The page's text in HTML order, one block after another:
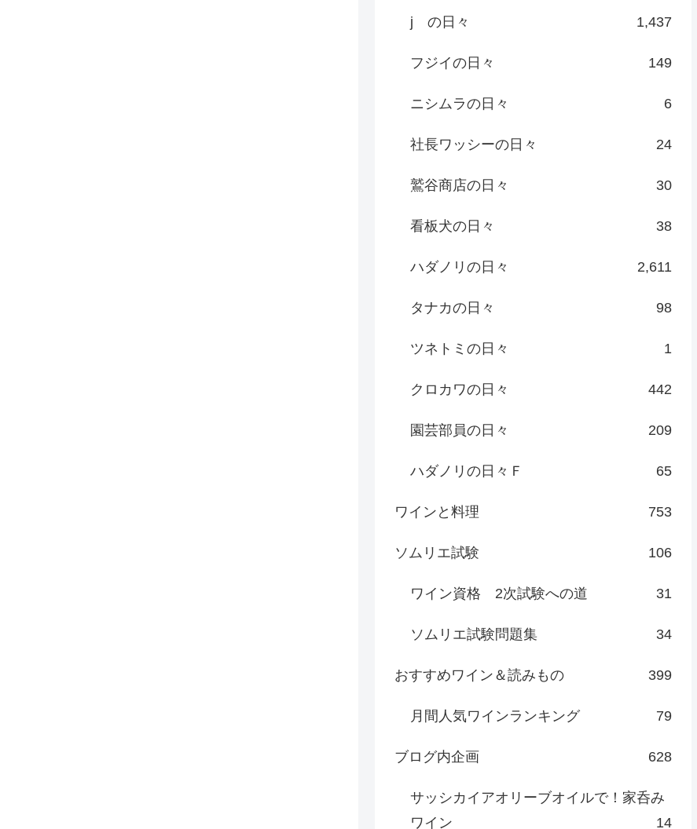
j の日々 1,437
フジイの日々 149
ニシムラの日々 6
社長ワッシーの日々 24
鷲谷商店の日々 30
看板犬の日々 38
ハダノリの日々 2,611
タナカの日々 98
ツネトミの日々 1
クロカワの日々 442
園芸部員の日々 209
ハダノリの日々Ｆ 65
ワインと料理 753
ソムリエ試験 106
ワイン資格 2次試験への道 31
ソムリエ試験問題集 34
おすすめワイン＆読みもの 399
月間人気ワインランキング 79
ブログ内企画 628
サッシカイアオリーブオイルで！家呑み
ワイン
14